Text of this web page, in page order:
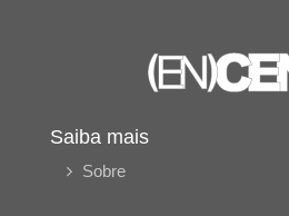
Saiba mais
Sobre